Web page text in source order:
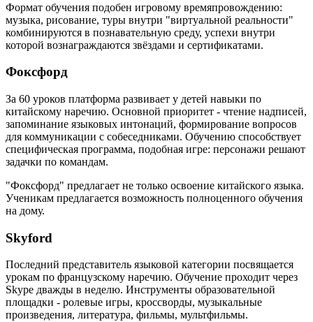
Формат обучения подобен игровому времяпровождению:
музыка, рисование, туры внутри "виртуальной реальности"
комбинируются в познавательную среду, успехи внутри
которой вознаграждаются звёздами и сертификатами.
Фоксфорд
За 60 уроков платформа развивает у детей навыки по
китайскому наречию. Основной приоритет - чтение надписей,
запоминание языковых интонаций, формирование вопросов
для коммуникации с собеседниками. Обучению способствует
специфическая программа, подобная игре: персонажи решают
задачки по командам.
"Фоксфорд" предлагает не только освоение китайского языка.
Ученикам предлагается возможность полноценного обучения
на дому.
Skyford
Последний представитель языковой категории посвящается
урокам по французскому наречию. Обучение проходит через
Skype дважды в неделю. Инструменты образовательной
площадки - ролевые игры, кроссворды, музыкальные
произведения, литература, фильмы, мультфильмы.